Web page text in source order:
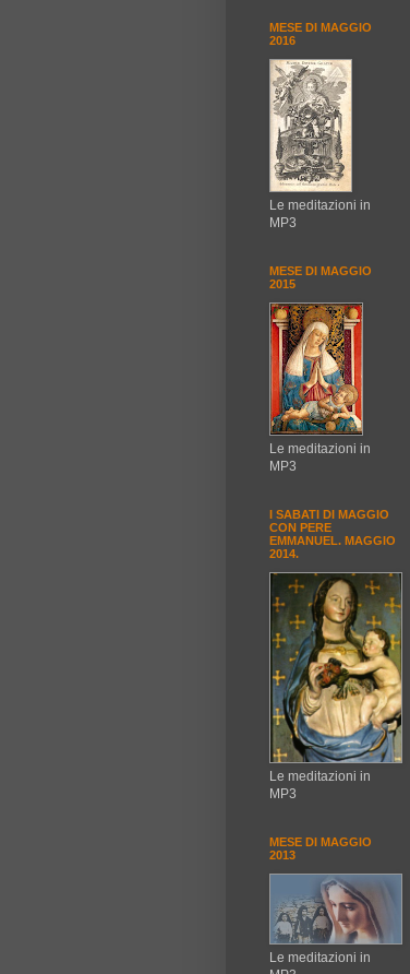
MESE DI MAGGIO
2016
Le meditazioni in
MP3
MESE DI MAGGIO
2015
Le meditazioni in
MP3
I SABATI DI MAGGIO
CON PERE
EMMANUEL. MAGGIO
2014.
Le meditazioni in
MP3
MESE DI MAGGIO
2013
Le meditazioni in